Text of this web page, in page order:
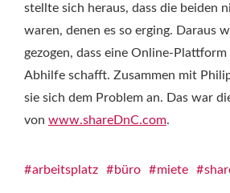
stellte sich heraus, dass die beiden
waren, denen es so erging. Daraus
gezogen, dass eine Online-Plattform
Abhilfe schafft. Zusammen mit
sie sich dem Problem an. Das war
von www.shareDnC.com.
arbeitsplatz büro miete